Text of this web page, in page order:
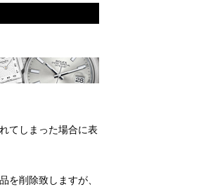
てしまった場合に表
を削除致しますが、